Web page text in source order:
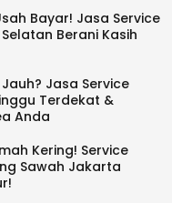
Bayar! Jasa Service
Berani Kasih
Jasa Service
Terdekat &
Anda
Kering! Service
Sawah Jakarta